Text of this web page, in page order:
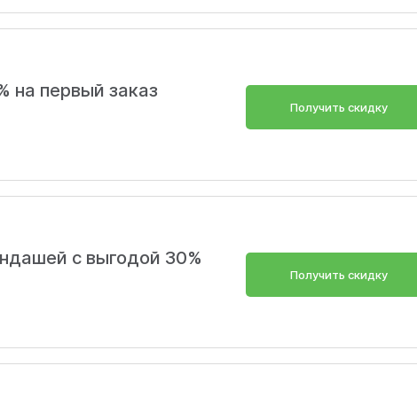
можно со скидками. Чем больше вы покупаете, тем сильнее
на первый заказ
Получить скидку
с выгодой 30%
Получить скидку